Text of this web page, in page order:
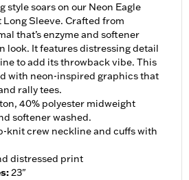
soars on our Neon Eagle
Sleeve. Crafted from
that’s enzyme and softener
look. It features distressing detail
to add its throwback vibe. This
with neon-inspired graphics that
rally tees.
40% polyester midweight
softener washed.
knit crew neckline and cuffs with
distressed print
:23"